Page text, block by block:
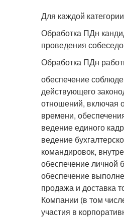
Для каждой
Обработка ПДн
проведения
Обработка ПДн
обеспечение
действующего
отношений, включая
времени,
ведение единого
ведение
командировок,
обеспечение личной
обеспечение
продажа и доставка
Компании (в том
участия в